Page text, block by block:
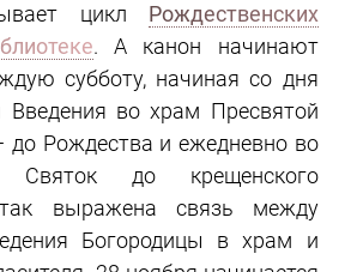
цикл Рождественских
. А канон начинают
субботу, начиная со дня
Введения во храм Пресвятой
до Рождества и ежедневно во
до крещенского
так выражена связь между
Богородицы в храм и